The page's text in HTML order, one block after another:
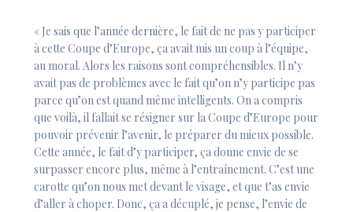
« Je sais que l’année dernière, le fait de ne pas y participer
à cette Coupe d’Europe, ça avait mis un coup à l’équipe,
au moral. Alors les raisons sont compréhensibles. Il n’y
avait pas de problèmes avec le fait qu’on n’y participe pas
parce qu’on est quand même intelligents. On a compris
que voilà, il fallait se résigner sur la Coupe d’Europe pour
pouvoir prévenir l’avenir, le préparer du mieux possible.
Cette année, le fait d’y participer, ça donne envie de se
surpasser encore plus, même à l’entraînement. C’est une
carotte qu’on nous met devant le visage, et que t’as envie
d’aller à choper. Donc, ça a décuplé, je pense, l’envie de